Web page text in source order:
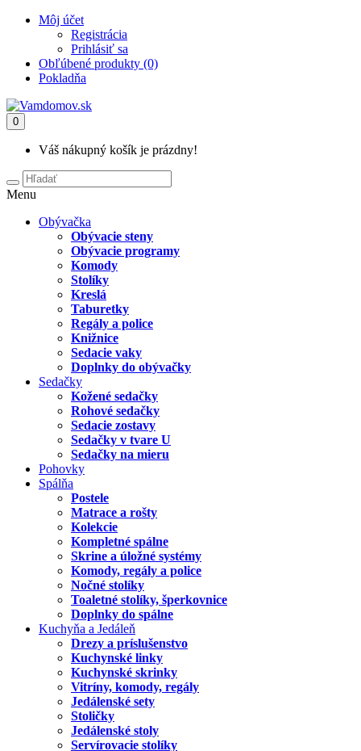
Môj účet
Registrácia
Prihlásiť sa
Obľúbené produkty (0)
Pokladňa
0
Váš nákupný košík je prázdny!
Menu
Obývačka
Obývacie steny
Obývacie programy
Komody
Stolíky
Kreslá
Taburetky
Regály a police
Knižnice
Sedacie vaky
Doplnky do obývačky
Sedačky
Kožené sedačky
Rohové sedačky
Sedacie zostavy
Sedačky v tvare U
Sedačky na mieru
Pohovky
Spálňa
Postele
Matrace a rošty
Kolekcie
Kompletné spálne
Skrine a úložné systémy
Komody, regály a police
Nočné stolíky
Toaletné stolíky, šperkovnice
Doplnky do spálne
Kuchyňa a Jedáleň
Drezy a príslušenstvo
Kuchynské linky
Kuchynské skrinky
Vitríny, komody, regály
Jedálenské sety
Stoličky
Jedálenské stoly
Servírovacie stolíky